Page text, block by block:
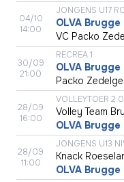
04/10
14:00
JONGENS U17
OLVA Brugge
VC Packo
30/09
21:00
RECREA 1
OLVA Brugge
Packo
28/09
16:00
VOLLEYTOER
Volley Team
OLVA Brugge
28/09
11:00
JONGENS U13
Knack
OLVA Brugge